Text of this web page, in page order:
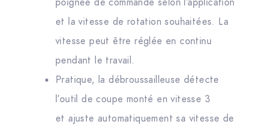
et la vitesse de rotation souhaitées. La
vitesse peut être réglée en continu
pendant le travail.
Pratique, la débroussailleuse détecte
l’outil de coupe monté en vitesse 3
et ajuste automatiquement sa vitesse de